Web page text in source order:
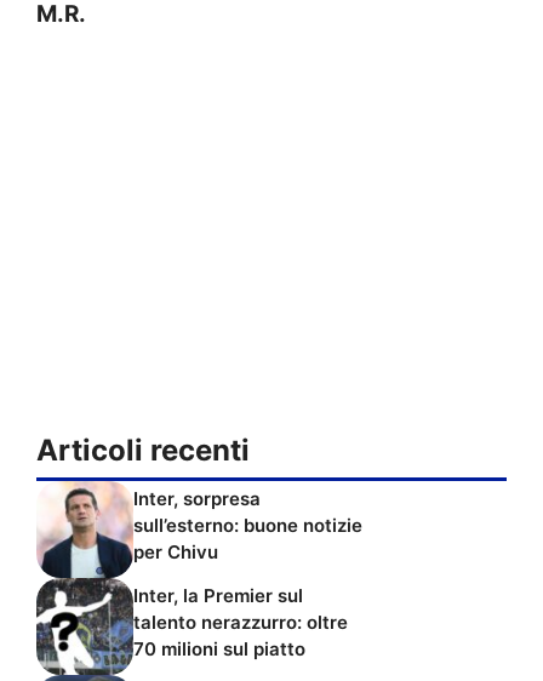
M.R.
Articoli recenti
Inter, sorpresa
sull’esterno: buone notizie
per Chivu
Inter, la Premier sul
talento nerazzurro: oltre
70 milioni sul piatto